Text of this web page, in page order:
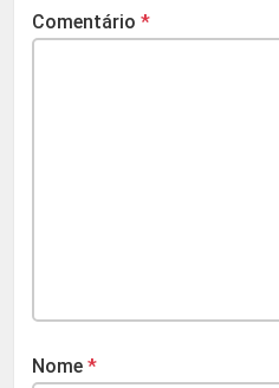
Comentário *
Nome *